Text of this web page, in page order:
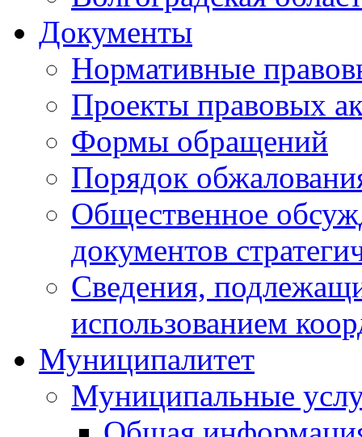
Документы
Нормативные
Проекты правовых
Формы обращений
Порядок
Общественное
документов
Сведения,
использованием
Муниципалитет
Муниципальные